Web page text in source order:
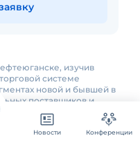
изучив
системе
новой и бывшей в
поставщиков и
Выполняйте
или другим важным
для вас вариант.
Новости Конференции